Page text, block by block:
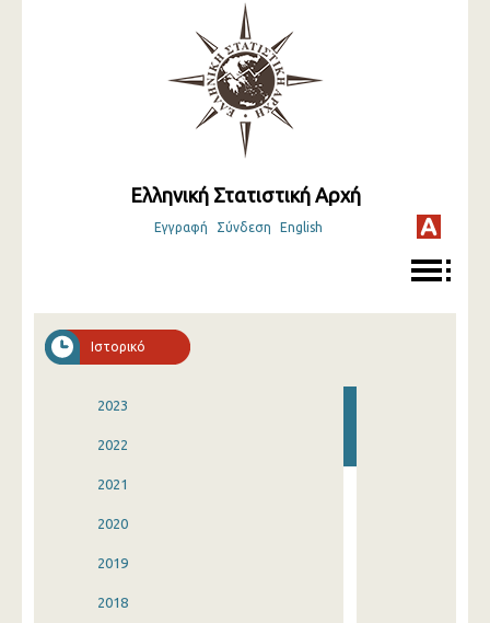
Ελληνική Στατιστική Αρχή
Εγγραφή Σύνδεση English
Ιστορικό
2023
2022
2021
2020
2019
2018